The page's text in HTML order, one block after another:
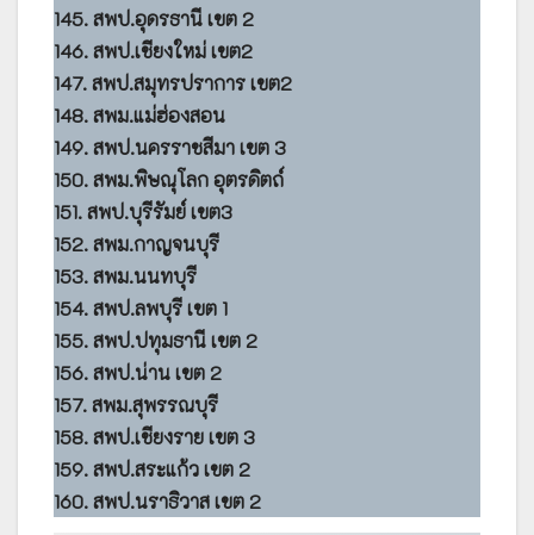
145. สพป.อุดรธานี เขต 2
146. สพป.เชียงใหม่ เขต2
147. สพป.สมุทรปราการ เขต2
148. สพม.แม่ฮ่องสอน
149. สพป.นครราชสีมา เขต 3
150. สพม.พิษณุโลก อุตรดิตถ์
151. สพป.บุรีรัมย์ เขต3
152. สพม.กาญจนบุรี
153. สพม.นนทบุรี
154. สพป.ลพบุรี เขต 1
155. สพป.ปทุมธานี เขต 2
156. สพป.น่าน เขต 2
157. สพม.สุพรรณบุรี
158. สพป.เชียงราย เขต 3
159. สพป.สระแก้ว เขต 2
160. สพป.นราธิวาส เขต 2